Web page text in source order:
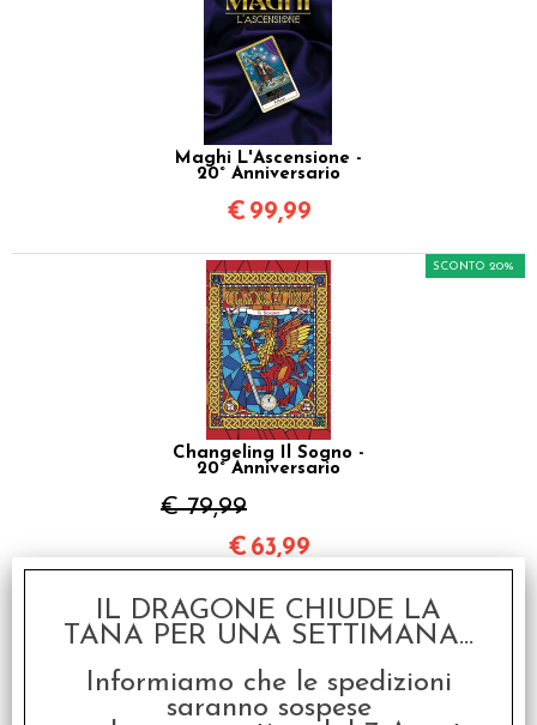
Maghi L'Ascensione -
20° Anniversario
€ 99,99
Changeling Il Sogno -
20° Anniversario
€ 79,99
SCONTO 20%
€ 63,99
I clienti che hanno acquistato questo
prodotto, hanno scelto anche questi
IL DRAGONE CHIUDE LA
TANA PER UNA SETTIMANA...
Informiamo che le spedizioni
saranno sospese